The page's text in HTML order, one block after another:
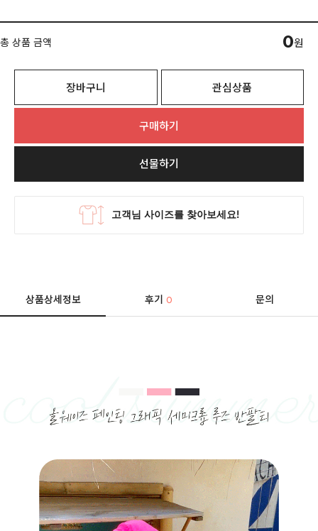
총 상품 금액 0원
장바구니 관심상품
구매하기
선물하기
상품상세정보 후기0 문의